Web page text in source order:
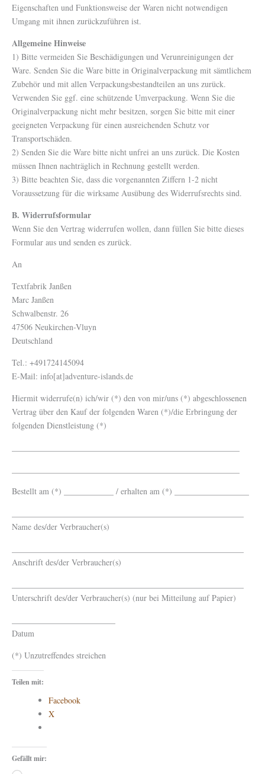
Eigenschaften und Funktionsweise der Waren nicht notwendigen
Umgang mit ihnen zurückzuführen ist.
Allgemeine Hinweise
1) Bitte vermeiden Sie Beschädigungen und Verunreinigungen der
Ware. Senden Sie die Ware bitte in Originalverpackung mit sämtlichem
Zubehör und mit allen Verpackungsbestandteilen an uns zurück.
Verwenden Sie ggf. eine schützende Umverpackung. Wenn Sie die
Originalverpackung nicht mehr besitzen, sorgen Sie bitte mit einer
geeigneten Verpackung für einen ausreichenden Schutz vor
Transportschäden.
2) Senden Sie die Ware bitte nicht unfrei an uns zurück. Die Kosten
müssen Ihnen nachträglich in Rechnung gestellt werden.
3) Bitte beachten Sie, dass die vorgenannten Ziffern 1-2 nicht
Voraussetzung für die wirksame Ausübung des Widerrufsrechts sind.
B. Widerrufsformular
Wenn Sie den Vertrag widerrufen wollen, dann füllen Sie bitte dieses
Formular aus und senden es zurück.
An
Textfabrik Janßen
Marc Janßen
Schwalbenstr. 26
47506 Neukirchen-Vluyn
Deutschland
Tel.: +491724145094
E-Mail: info[at]adventure-islands.de
Hiermit widerrufe(n) ich/wir (*) den von mir/uns (*) abgeschlossenen
Vertrag über den Kauf der folgenden Waren (*)/die Erbringung der
folgenden Dienstleistung (*)
Bestellt am (*) ____________ / erhalten am (*) __________________
Name des/der Verbraucher(s)
Anschrift des/der Verbraucher(s)
Unterschrift des/der Verbraucher(s) (nur bei Mitteilung auf Papier)
Datum
(*) Unzutreffendes streichen
Teilen mit:
Facebook
X
Gefällt mir: